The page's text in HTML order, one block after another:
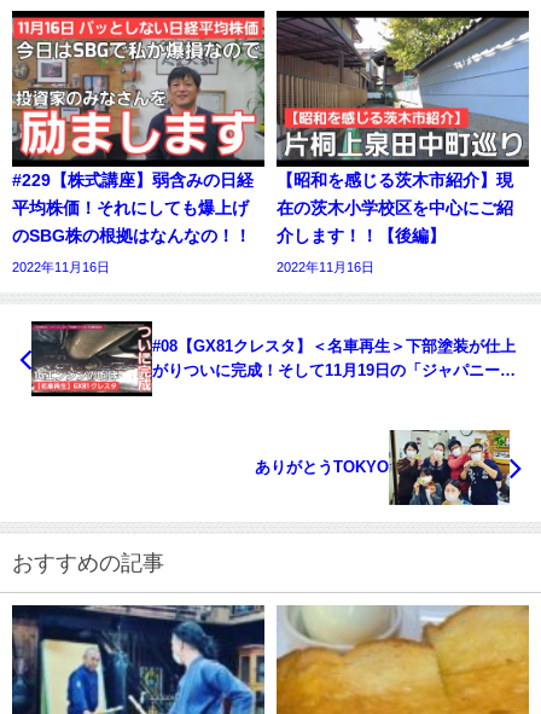
#229【株式講座】弱含みの日経
平均株価！それにしても爆上げ
のSBG株の根拠はなんなの！！
2022年11月16日
【昭和を感じる茨木市紹介】現
在の茨木小学校区を中心にご紹
介します！！【後編】
2022年11月16日
#08【GX81クレスタ】＜名車再生＞下部塗装が仕上
がりついに完成！そして11月19日の「ジャパニーズ
ありがとうTOKYO
おすすめの記事